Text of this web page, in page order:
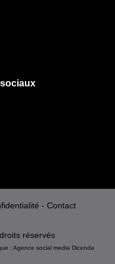
- Contact
réservés
: Agence social media Dicenda